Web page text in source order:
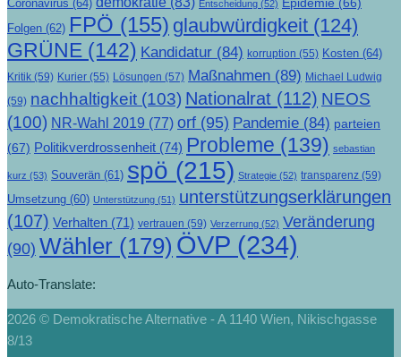
Coronavirus (64) Entscheidung (52)
Folgen (62) FPÖ (155) glaubwürdigkeit (124)
GRÜNE (142) Kandidatur (84) korruption (55) Kosten (64)
Kritik (59) Kurier (55) Lösungen (57) Maßnahmen (89) Michael Ludwig
(59) nachhaltigkeit (103) Nationalrat (112) NEOS
(100) NR-Wahl 2019 (77) orf (95) Pandemie (84) parteien
(67) Politikverdrossenheit (74) Probleme (139) sebastian
kurz (53) Souverän (61) spö (215) Strategie (52) transparenz (59)
Umsetzung (60) Unterstützung (51) unterstützungserklärungen
(107) Verhalten (71) vertrauen (59) Verzerrung (52) Veränderung
(90) Wähler (179) ÖVP (234)
Auto-Translate:
2026 © Demokratische Alternative - A 1140 Wien, Nikischgasse
8/13